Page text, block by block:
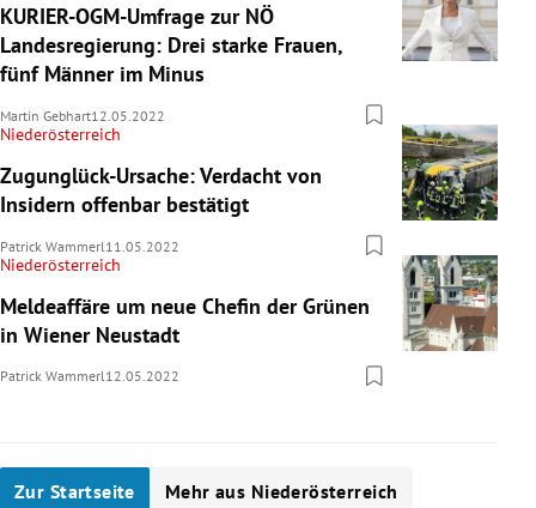
KURIER-OGM-Umfrage zur NÖ
Landesregierung: Drei starke Frauen,
fünf Männer im Minus
Martin Gebhart12.05.2022
Niederösterreich
Zugunglück-Ursache: Verdacht von
Insidern offenbar bestätigt
Patrick Wammerl 11.05.2022
Niederösterreich
Meldeaffäre um neue Chefin der Grünen
in Wiener Neustadt
Patrick Wammerl12.05.2022
Zur Startseite Mehr aus Niederösterreich